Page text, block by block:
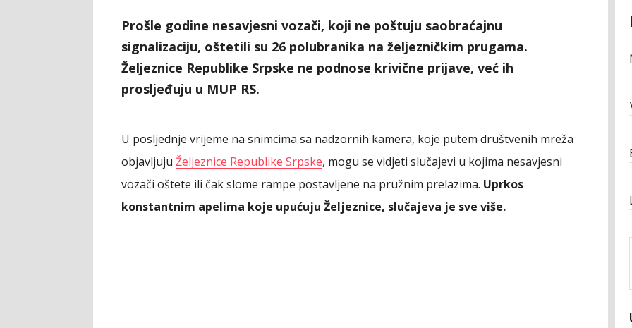
Prošle godine nesavjesni vozači, koji ne poštuju saobraćajnu
signalizaciju, oštetili su 26 polubranika na željezničkim prugama.
Željeznice Republike Srpske ne podnose krivične prijave, već ih
prosljeđuju u MUP RS.
U posljednje vrijeme na snimcima sa nadzornih kamera, koje putem društvenih mreža
objavljuju Željeznice Republike Srpske, mogu se vidjeti slučajevi u kojima nesavjesni
vozači oštete ili čak slome rampe postavljene na pružnim prelazima. Uprkos
konstantnim apelima koje upućuju Željeznice, slučajeva je sve više.